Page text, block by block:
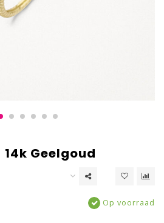
14k Geelgoud
Op voorraad